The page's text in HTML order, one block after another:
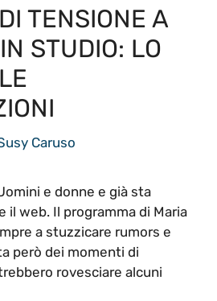
TENSIONE A
STUDIO: LO
Caruso
e donne e già sta
il web. Il programma di Maria
a stuzzicare rumors e
però dei momenti di
rovesciare alcuni